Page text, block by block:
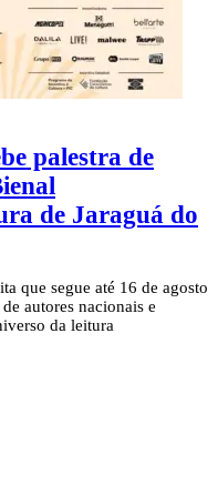
palestra de
de Jaraguá do
que segue até 16 de agosto
autores nacionais e
da leitura